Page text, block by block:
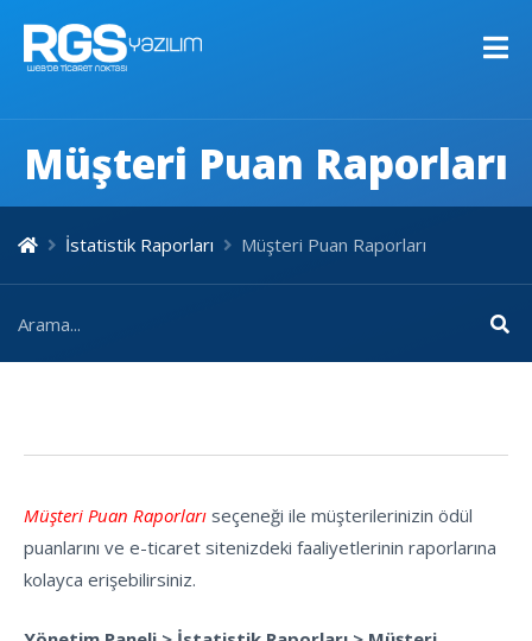
Müşteri Puan Raporları
İstatistik Raporları Müşteri Puan Raporları
Müşteri Puan Raporları seçeneği ile müşterilerinizin ödül
puanlarını ve e-ticaret sitenizdeki faaliyetlerinin raporlarına
kolayca erişebilirsiniz.